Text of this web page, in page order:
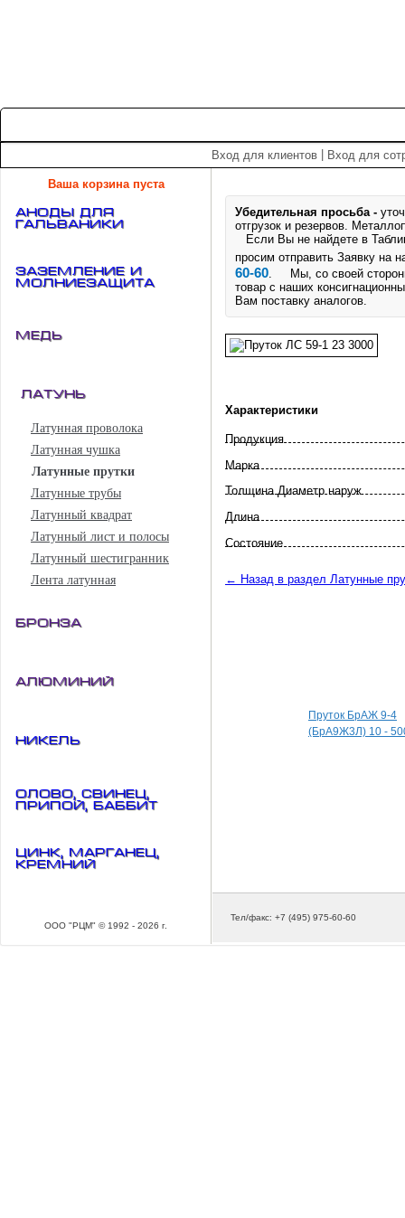
Вход для клиентов Вход для
Ваша корзина пуста
АНОДЫ для
ГАЛЬВАНИКИ
Заземление и
Молниезащита
Медь
Латунь
Латунная проволока
Латунная чушка
Латунные прутки
Латунные трубы
Латунный квадрат
Латунный лист и полосы
Латунный шестигранник
Лента латунная
Бронза
Алюминий
Никель
Олово, свинец,
припой, баббит
Цинк, марганец,
кремний
ООО "РЦМ" © 1992 - 2026 г.
Убедительная просьба -
отгрузок и резервов.
Если Вы не найдете в
просим отправить Заявку на
60-60. Мы, со своей
товар с наших
Вам поставку аналогов.
Характеристики
Продукция
Марка
Толщина Диаметр наруж
Длина
Состояние
← Назад в раздел Латунные
Пруток БрАЖ 9-4
(БрА9Ж3Л) 10 -
Тел/факс: +7 (495) 975-60-60